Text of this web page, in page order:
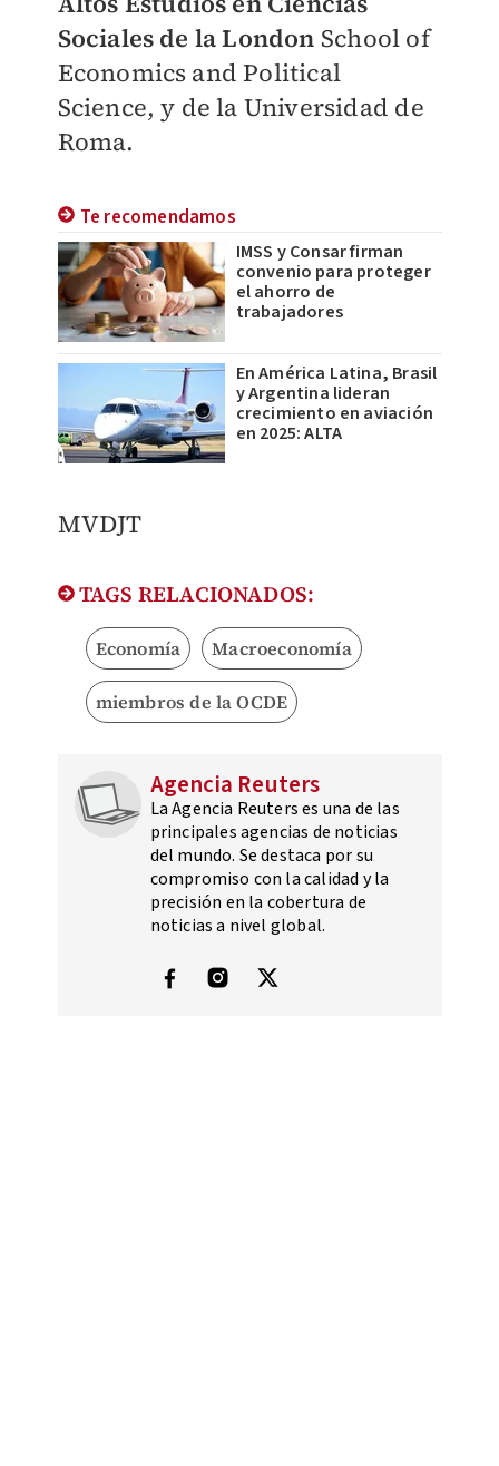
Sociales de la London School of
Economics and Political
Science, y de la Universidad de
Roma.
Te recomendamos
IMSS y Consar firman
convenio para proteger
el ahorro de
trabajadores
En América Latina, Brasil
y Argentina lideran
crecimiento en aviación
en 2025: ALTA
​MVDJT
TAGS RELACIONADOS:
Economía Macroeconomía
miembros de la OCDE
Agencia Reuters
La Agencia Reuters es una de las
principales agencias de noticias
del mundo. Se destaca por su
compromiso con la calidad y la
precisión en la cobertura de
noticias a nivel global.